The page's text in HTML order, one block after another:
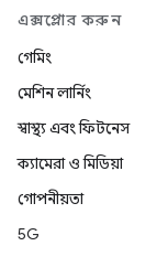
এক্সপ্লোর করুন
গেমিং
মেশিন লার্নিং
স্বাস্থ্য এবং ফিটনেস
ক্যামেরা ও মিডিয়া
গোপনীয়তা
5G